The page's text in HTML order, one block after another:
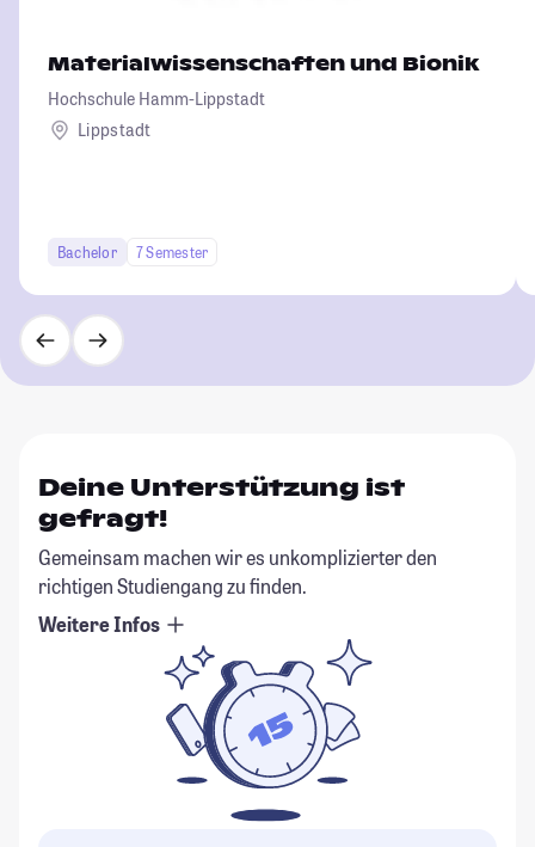
Materialwissenschaften und Bionik
Hochschule Hamm-Lippstadt
Lippstadt
Bachelor 7 Semester
Deine Unterstützung ist
gefragt!
Gemeinsam machen wir es unkomplizierter den
richtigen Studiengang zu finden.
Weitere Infos